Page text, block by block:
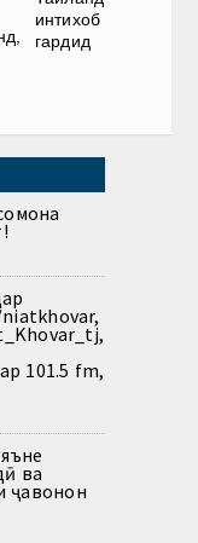
интихоб
гардид
101.5 fm,
ва
ҷавонон